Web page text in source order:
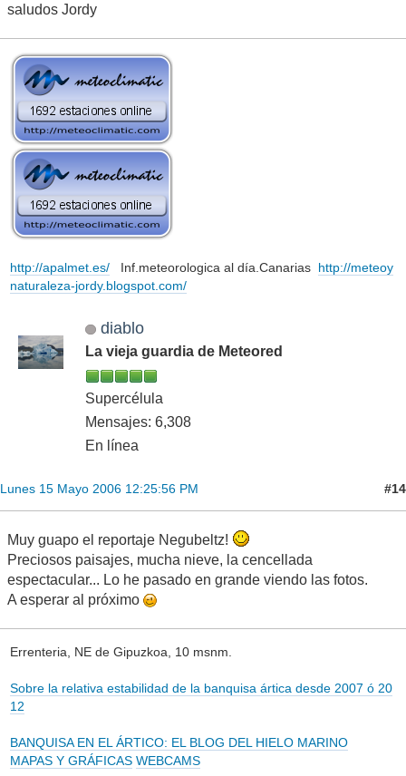
saludos Jordy
http://apalmet.es/Inf.meteorologica al día.Canarias http://meteoy
naturaleza-jordy.blogspot.com/
diablo
La vieja guardia de Meteored
Supercélula
Mensajes: 6,308
En línea
Lunes 15 Mayo 2006 12:25:56 PM #14
Muy guapo el reportaje Negubeltz!
Preciosos paisajes, mucha nieve, la cencellada
espectacular... Lo he pasado en grande viendo las fotos.
A esperar al próximo
Errenteria, NE de Gipuzkoa, 10 msnm.
Sobre la relativa estabilidad de la banquisa ártica desde 2007 ó 20
12
BANQUISA EN EL ÁRTICO: EL BLOG DEL HIELO MARINO
MAPAS Y GRÁFICAS WEBCAMS